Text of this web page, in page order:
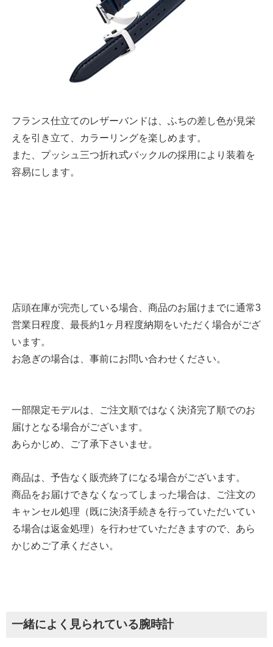
フランス仕立てのレザーバンドは、ふちの差し色が見栄
えを引き立て、カラーリングを楽しめます。
また、プッシュ三つ折れ式バックルの採用により装着を
容易にします。
店頭在庫が完売している場合、商品のお届けまでに通常3
営業日程度、最長約1ヶ月程度納期をいただく場合がござ
います。
お急ぎの場合は、事前にお問い合わせください。
一部限定モデルは、ご注文順ではなく決済完了順でのお
届けとなる場合がございます。
あらかじめ、ご了承下さいませ。
商品は、予告なく販売終了になる場合がございます。
商品をお届けできなくなってしまった場合は、ご注文の
キャンセル処理（既に決済手続きを行っていただいてい
る場合は返金処理）を行わせていただきますので、あら
かじめご了承ください。
一緒によく見られている腕時計